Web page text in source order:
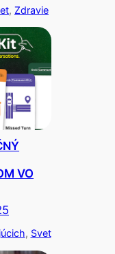
, Zdravie
VO
, Svet